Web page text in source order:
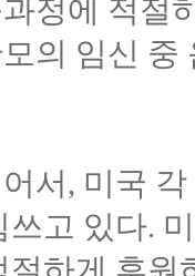
정에 적절
의 임신
서, 미국
쓰고 있다.